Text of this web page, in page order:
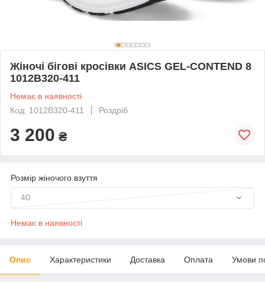
Жіночі бігові кросівки ASICS GEL-CONTEND 8
1012B320-411
Немає в наявності
Код: 1012B320-411
Роздріб
3 200 ₴
Розмір жіночого взуття
40
Немає в наявності
Опис Характеристики Доставка Оплата Умови